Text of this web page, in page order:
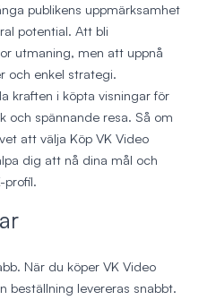
publikens uppmärksamhet
potential. Att bli
utmaning, men att uppnå
och enkel strategi.
kraften i köpta visningar för
och spännande resa. Så om
att välja Köp VK Video
dig att nå dina mål och
profil.
När du köper VK Video
beställning levereras snabbt.